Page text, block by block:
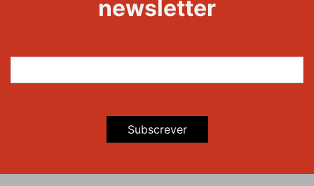
newsletter
Subscrever